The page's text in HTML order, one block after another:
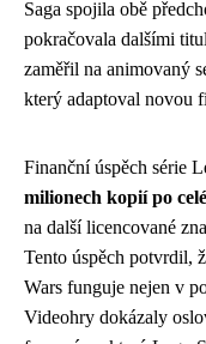
Saga spojila obě
pokračovala dalšími
zaměřil na animovaný
který adaptoval novou
Finanční úspěch série
milionech kopií po
na další licencované
Tento úspěch potvrdil,
Wars funguje nejen v
Videohry dokázaly